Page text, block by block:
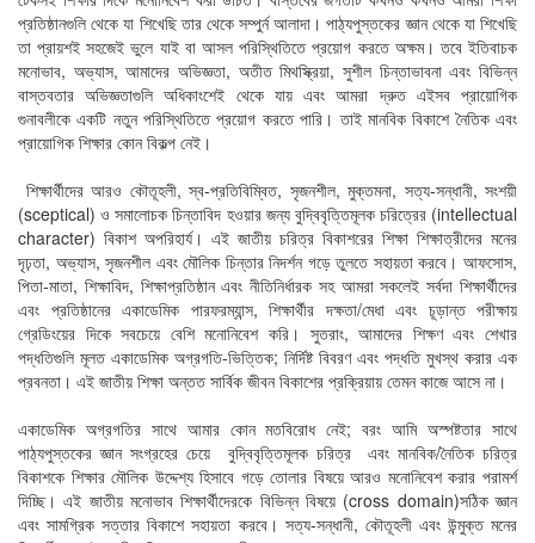
প্রতিষ্ঠানগুলি থেকে যা শিখেছি তার থেকে সম্পুর্ন আলাদা। পাঠ্যপুস্তকের জ্ঞান থেকে যা শিখেছি
তা প্রায়শই সহজেই ভুলে যাই বা আসল পরিস্থিতিতে প্রয়োগ করতে অক্ষম। তবে ইতিবাচক
মনোভাব, অভ্যাস, আমাদের অভিজ্ঞতা, অতীত মিথস্ক্রিয়া, সুশীল চিন্তাভাবনা এবং বিভিন্ন
বাস্তবতার অভিজ্ঞতাগুলি অধিকাংশেই থেকে যায় এবং আমরা দ্রুত এইসব প্রায়োগিক
গুনাবলীকে একটি নতুন পরিস্থিতিতে প্রয়োগ করতে পারি। তাই মানবিক বিকাশে নৈতিক এবং
প্রায়োগিক শিক্ষার কোন বিকল্প নেই।
শিক্ষার্থীদের আরও কৌতূহলী, স্ব-প্রতিবিম্বিত, সৃজনশীল, মুক্তমনা, সত্য-সন্ধানী, সংশয়ী
(sceptical) ও সমালোচক চিন্তাবিদ হওয়ার জন্য বুদ্বিবৃত্তিমূলক চরিত্রের (intellectual
character) বিকাশ অপরিহার্য। এই জাতীয় চরিত্র বিকাশরের শিক্ষা শিক্ষাত্রীদের মনের
দৃঢ়তা, অভ্যাস, সৃজনশীল এবং মৌলিক চিন্তার নিদর্শন গড়ে তুলতে সহায়তা করবে। আফসোস,
পিতা-মাতা, শিক্ষাবিদ, শিক্ষাপ্রতিষ্ঠান এবং নীতিনির্ধারক সহ আমরা সকলেই সর্বদা শিক্ষার্থীদের
এবং প্রতিষ্ঠানের একাডেমিক পারফরম্যান্স, শিক্ষার্থীর দক্ষতা/মেধা এবং চূড়ান্ত পরীক্ষায়
গ্রেডিংয়ের দিকে সবচেয়ে বেশি মনোনিবেশ করি। সুতরাং, আমাদের শিক্ষণ এবং শেখার
পদ্ধতিগুলি মূলত একাডেমিক অগ্রগতি-ভিত্তিক; নির্দিষ্ট বিবরণ এবং পদ্ধতি মুখস্থ করার এক
প্রবনতা। এই জাতীয় শিক্ষা অন্তত সার্বিক জীবন বিকাশের প্রক্রিয়ায় তেমন কাজে আসে না।
একাডেমিক অগ্রগতির সাথে আমার কোন মতবিরোধ নেই; বরং আমি অস্পষ্টতার সাথে
পাঠ্যপুস্তকের জ্ঞান সংগ্রহের চেয়ে বুদ্বিবৃত্তিমূলক চরিত্র এবং মানবিক/নৈতিক চরিত্র
বিকাশকে শিক্ষার মৌলিক উদ্দেশ্য হিসাবে গড়ে তোলার বিষয়ে আরও মনোনিবেশ করার পরামর্শ
দিচ্ছি। এই জাতীয় মনোভাব শিক্ষার্থীদেরকে বিভিন্ন বিষয়ে (cross domain)সঠিক জ্ঞান
এবং সামগ্রিক সত্তার বিকাশে সহায়তা করবে। সত্য-সন্ধানী, কৌতূহলী এবং উন্মুক্ত মনের